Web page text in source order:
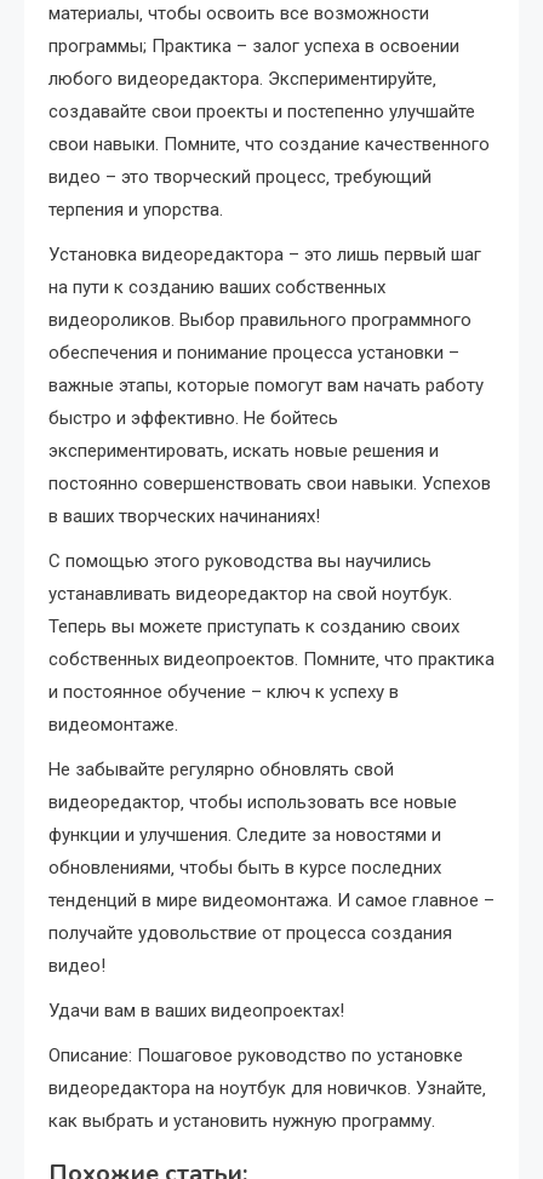
материалы‚ чтобы освоить все возможности
программы; Практика – залог успеха в освоении
любого видеоредактора. Экспериментируйте‚
создавайте свои проекты и постепенно улучшайте
свои навыки. Помните‚ что создание качественного
видео – это творческий процесс‚ требующий
терпения и упорства.
Установка видеоредактора – это лишь первый шаг
на пути к созданию ваших собственных
видеороликов. Выбор правильного программного
обеспечения и понимание процесса установки –
важные этапы‚ которые помогут вам начать работу
быстро и эффективно. Не бойтесь
экспериментировать‚ искать новые решения и
постоянно совершенствовать свои навыки. Успехов
в ваших творческих начинаниях!
С помощью этого руководства вы научились
устанавливать видеоредактор на свой ноутбук.
Теперь вы можете приступать к созданию своих
собственных видеопроектов. Помните‚ что практика
и постоянное обучение – ключ к успеху в
видеомонтаже.
Не забывайте регулярно обновлять свой
видеоредактор‚ чтобы использовать все новые
функции и улучшения. Следите за новостями и
обновлениями‚ чтобы быть в курсе последних
тенденций в мире видеомонтажа. И самое главное –
получайте удовольствие от процесса создания
видео!
Удачи вам в ваших видеопроектах!
Описание: Пошаговое руководство по установке
видеоредактора на ноутбук для новичков. Узнайте‚
как выбрать и установить нужную программу.